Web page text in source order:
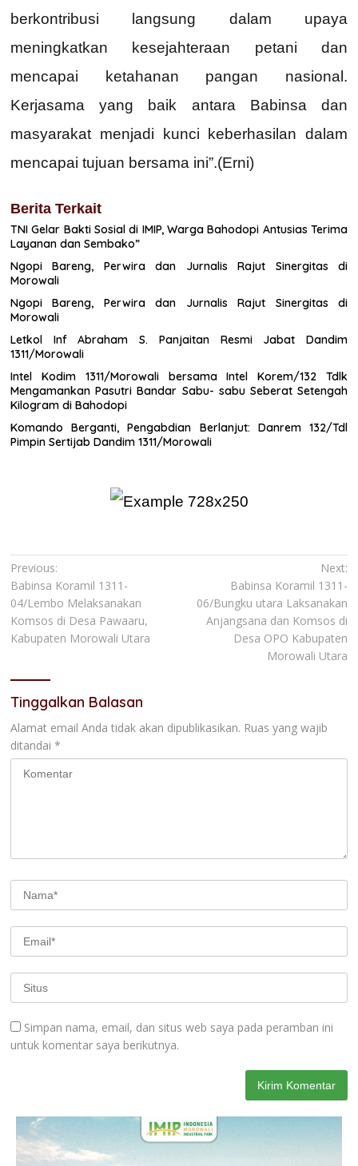
berkontribusi langsung dalam upaya
meningkatkan kesejahteraan petani dan
mencapai ketahanan pangan nasional.
Kerjasama yang baik antara Babinsa dan
masyarakat menjadi kunci keberhasilan dalam
mencapai tujuan bersama ini”.(Erni)
Berita Terkait
TNI Gelar Bakti Sosial di IMIP, Warga Bahodopi Antusias Terima
Layanan dan Sembako”
Ngopi Bareng, Perwira dan Jurnalis Rajut Sinergitas di
Morowali
Ngopi Bareng, Perwira dan Jurnalis Rajut Sinergitas di
Morowali
Letkol Inf Abraham S. Panjaitan Resmi Jabat Dandim
1311/Morowali
Intel Kodim 1311/Morowali bersama Intel Korem/132 Tdlk
Mengamankan Pasutri Bandar Sabu- sabu Seberat Setengah
Kilogram di Bahodopi
Komando Berganti, Pengabdian Berlanjut: Danrem 132/Tdl
Pimpin Sertijab Dandim 1311/Morowali
Navigasi
pos
Previous:
Babinsa Koramil 1311-
04/Lembo Melaksanakan
Komsos di Desa Pawaaru,
Kabupaten Morowali Utara
Next:
Babinsa Koramil 1311-
06/Bungku utara Laksanakan
Anjangsana dan Komsos di
Desa OPO Kabupaten
Morowali Utara
Tinggalkan Balasan
Alamat email Anda tidak akan dipublikasikan. Ruas yang wajib
ditandai *
Simpan nama, email, dan situs web saya pada peramban ini
untuk komentar saya berikutnya.